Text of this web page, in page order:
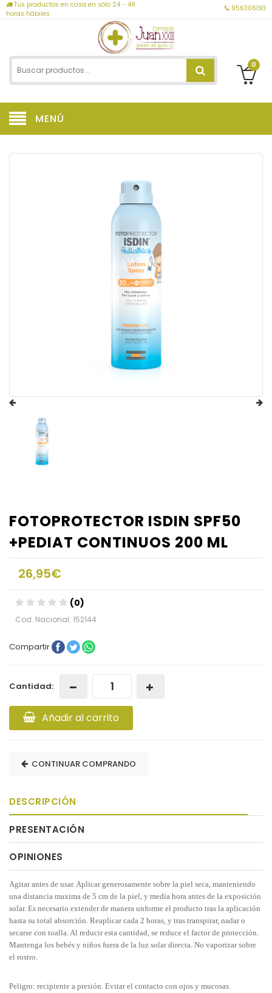
Tus productos en casa en sólo 24 - 48
horas hábiles
956306193
0
MENÚ
FOTOPROTECTOR ISDIN SPF50
+PEDIAT CONTINUOS 200 ML
26,95€
(0)
Cod. Nacional: 152144
Compartir
Cantidad:
Añadir al carrito
CONTINUAR COMPRANDO
DESCRIPCIÓN
PRESENTACIÓN
OPINIONES
Agitar antes de usar. Aplicar generosamente sobre la piel seca, manteniendo
una distancia maxima de 5 cm de la piel, y media hora antes de la exposición
solar. Es necesario extender de manera unforme el producto tras la aplicación
hasta su total absorción. Reaplicar cada 2 horas, y tras transpirar, nadar o
secarse con toalla. Al reducir esta cantidad, se reduce el factor de protección.
Mantenga los bebés y niños fuera de la luz solar directa. No vaporizar sobre
el rostro.
Peligro: recipiente a presión. Evitar el contacto con ojos y mucosas.